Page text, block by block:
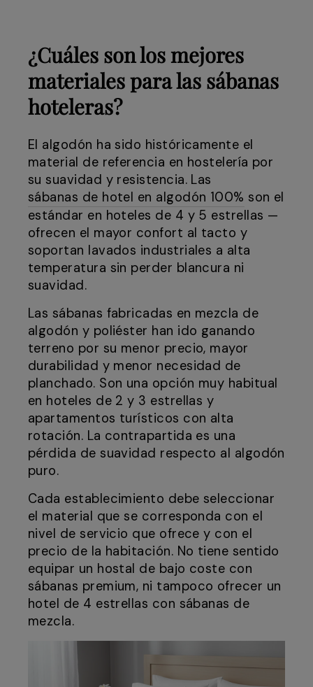
¿Cuáles son los mejores
materiales para las sábanas
hoteleras?
El algodón ha sido históricamente el
material de referencia en hostelería por
su suavidad y resistencia. Las
sábanas de hotel en algodón 100% son el
estándar en hoteles de 4 y 5 estrellas —
ofrecen el mayor confort al tacto y
soportan lavados industriales a alta
temperatura sin perder blancura ni
suavidad.
Las sábanas fabricadas en mezcla de
algodón y poliéster han ido ganando
terreno por su menor precio, mayor
durabilidad y menor necesidad de
planchado. Son una opción muy habitual
en hoteles de 2 y 3 estrellas y
apartamentos turísticos con alta
rotación. La contrapartida es una
pérdida de suavidad respecto al algodón
puro.
Cada establecimiento debe seleccionar
el material que se corresponda con el
nivel de servicio que ofrece y con el
precio de la habitación. No tiene sentido
equipar un hostal de bajo coste con
sábanas premium, ni tampoco ofrecer un
hotel de 4 estrellas con sábanas de
mezcla.